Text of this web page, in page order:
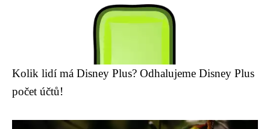
Kolik lidí má Disney Plus? Odhalujeme Disney Plus
počet účtů!